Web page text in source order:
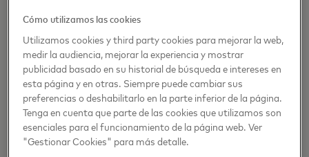
Según David Dechamps, vicepresidente senior de
Pagos Digitales de Mastercard Europa: “La
ampliación de nuestra estrecha asociación con
PayPal brinda nuevas opciones a nuestros clientes.
Estamos encantados de aprovechar nuestra
experiencia y conocimientos conjuntos en innovación
de pagos para facilitar la vida de nuestros usuarios
en Europa. Los clientes ahora podrán elegir cómo
Cómo utilizamos las cookies
Utilizamos cookies y third party cookies para mejorar la web,
medir la audiencia, mejorar la experiencia y mostrar
publicidad basado en su historial de búsqueda e intereses en
esta página y en otras. Siempre puede cambiar sus
preferencias o deshabilitarlo en la parte inferior de la página.
Tenga en cuenta que parte de las cookies que utilizamos son
esenciales para el funcionamiento de la página web. Ver
"Gestionar Cookies" para más detalle.